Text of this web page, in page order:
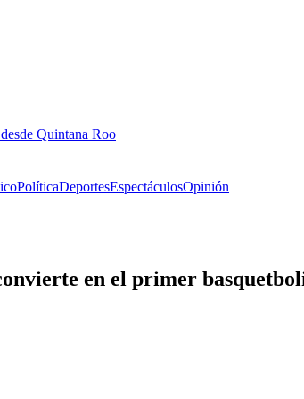
Quintana Roo
PolíticaDeportesEspectáculosOpinión
en el primer